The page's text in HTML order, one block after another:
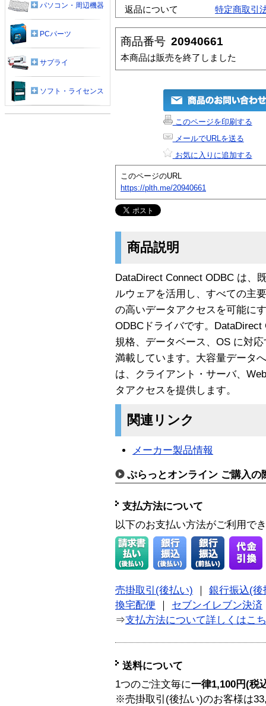
返品について
特定商取引
商品番号 20940661
本商品は販売を終了しました
このページを印刷する
メールでURLを送る
お気に入りに追加する
このページのURL
https://plth.me/20940661
商品説明
DataDirect Connect ODBC は、
ルウェアを活用し、すべての主
の高いデータアクセスを可能に
ODBCドライバです。
規格、データベース、OS に対
満載しています。大容量データ
は、クライアント・サーバ、
タアクセスを提供します。
関連リンク
メーカー製品情報
ぷらっとオンライン ご購入の
支払方法について
以下のお支払い方法がご利用で
売掛取引(後払い)
銀行振込(後
換宅配便
セブンイレブン決済
⇒支払方法について詳しくはこ
送料について
1つのご注文毎に一律1,100円(税
※売掛取引(後払い)のお客様は
パソコン・周辺機器
PCパーツ
サプライ
ソフト・ライセンス